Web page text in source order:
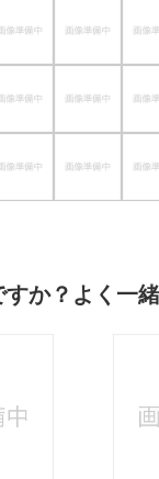
か？よく一